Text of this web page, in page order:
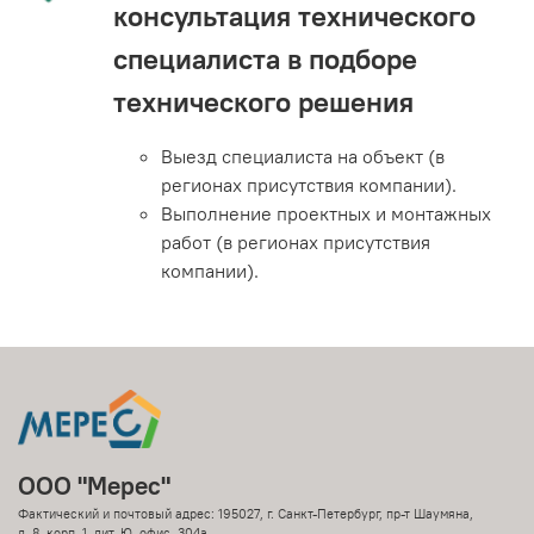
консультация технического
специалиста в подборе
технического решения
Выезд специалиста на объект (в
регионах присутствия компании).
Выполнение проектных и монтажных
работ (в регионах присутствия
компании).
ООО "Мерес"
Фактический и почтовый адрес: 195027, г. Санкт-Петербург, пр-т Шаумяна,